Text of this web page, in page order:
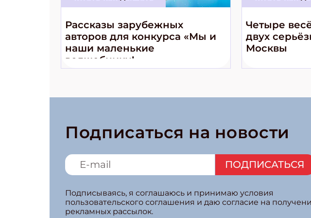
Рассказы зарубежных
авторов для конкурса «Мы и
наши маленькие
волшебники!»
Четыре
двух
Москвы
Подписаться на новости
ПОДПИСАТЬСЯ
Подписываясь, я соглашаюсь и принимаю условия
пользовательского соглашения и даю согласие на
рекламных рассылок.